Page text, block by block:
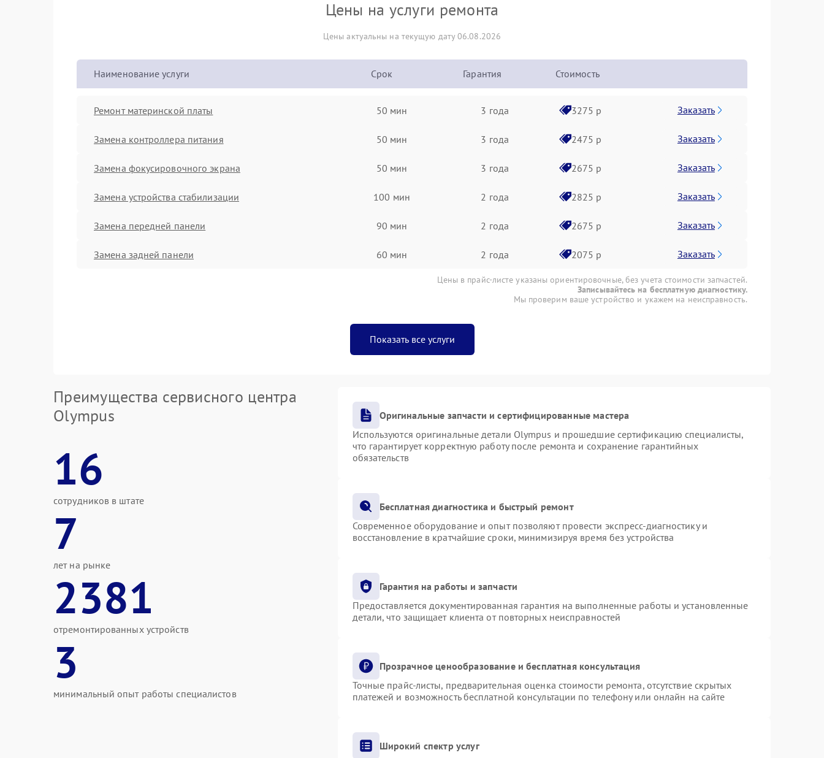
Цены на услуги ремонта
Цены актуальны на текущую дату 06.08.2026
Наименование услуги Срок Гарантия Стоимость
Ремонт материнской платы 50 мин 3 года 3275 р Заказать
Замена контроллера питания 50 мин 3 года 2475 р Заказать
Замена фокусировочного экрана 50 мин 3 года 2675 р Заказать
Замена устройства стабилизации 100 мин 2 года 2825 р Заказать
Замена передней панели 90 мин 2 года 2675 р Заказать
Замена задней панели 60 мин 2 года 2075 р Заказать
Цены в прайс-листе указаны ориентировочные, без учета стоимости запчастей.
Записывайтесь на бесплатную диагностику.
Мы проверим ваше устройство и укажем на неисправность.
Показать все услуги
Преимущества сервисного центра
Olympus
16
сотрудников в штате
7
лет на рынке
2381
отремонтированных устройств
3
минимальный опыт работы специалистов
Оригинальные запчасти и сертифицированные мастера
Используются оригинальные детали Olympus и прошедшие сертификацию специалисты,
что гарантирует корректную работу после ремонта и сохранение гарантийных
обязательств
Бесплатная диагностика и быстрый ремонт
Современное оборудование и опыт позволяют провести экспресс-диагностику и
восстановление в кратчайшие сроки, минимизируя время без устройства
Гарантия на работы и запчасти
Предоставляется документированная гарантия на выполненные работы и установленные
детали, что защищает клиента от повторных неисправностей
Прозрачное ценообразование и бесплатная консультация
Точные прайс-листы, предварительная оценка стоимости ремонта, отсутствие скрытых
платежей и возможность бесплатной консультации по телефону или онлайн на сайте
Широкий спектр услуг